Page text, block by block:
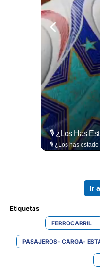
Ir
Etiquetas
FERROCARRIL
PASAJEROS- CARGA-